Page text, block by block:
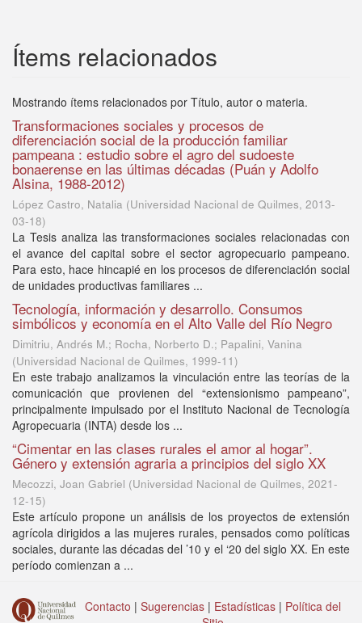
Ítems relacionados
Mostrando ítems relacionados por Título, autor o materia.
Transformaciones sociales y procesos de
diferenciación social de la producción familiar
pampeana : estudio sobre el agro del sudoeste
bonaerense en las últimas décadas (Puán y Adolfo
Alsina, 1988-2012)
López Castro, Natalia (Universidad Nacional de Quilmes, 2013-
03-18)
La Tesis analiza las transformaciones sociales relacionadas con
el avance del capital sobre el sector agropecuario pampeano.
Para esto, hace hincapié en los procesos de diferenciación social
de unidades productivas familiares ...
Tecnología, información y desarrollo. Consumos
simbólicos y economía en el Alto Valle del Río Negro
Dimitriu, Andrés M.; Rocha, Norberto D.; Papalini, Vanina
(Universidad Nacional de Quilmes, 1999-11)
En este trabajo analizamos la vinculación entre las teorías de la
comunicación que provienen del “extensionismo pampeano”,
principalmente impulsado por el Instituto Nacional de Tecnología
Agropecuaria (INTA) desde los ...
“Cimentar en las clases rurales el amor al hogar”.
Género y extensión agraria a principios del siglo XX
Mecozzi, Joan Gabriel (Universidad Nacional de Quilmes, 2021-
12-15)
Este artículo propone un análisis de los proyectos de extensión
agrícola dirigidos a las mujeres rurales, pensados como políticas
sociales, durante las décadas del ’10 y el ‘20 del siglo XX. En este
período comienzan a ...
Contacto | Sugerencias | Estadísticas | Política del